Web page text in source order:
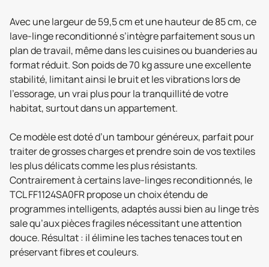
Avec une largeur de 59,5 cm et une hauteur de 85 cm, ce
lave-linge reconditionné s’intègre parfaitement sous un
plan de travail, même dans les cuisines ou buanderies au
format réduit. Son poids de 70 kg assure une excellente
stabilité, limitant ainsi le bruit et les vibrations lors de
l’essorage, un vrai plus pour la tranquillité de votre
habitat, surtout dans un appartement.
Ce modèle est doté d’un tambour généreux, parfait pour
traiter de grosses charges et prendre soin de vos textiles
les plus délicats comme les plus résistants.
Contrairement à certains lave-linges reconditionnés, le
TCL FF1124SA0FR propose un choix étendu de
programmes intelligents, adaptés aussi bien au linge très
sale qu’aux pièces fragiles nécessitant une attention
douce. Résultat : il élimine les taches tenaces tout en
préservant fibres et couleurs.